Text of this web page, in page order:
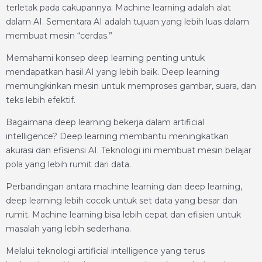
terletak pada cakupannya. Machine learning adalah alat
dalam AI. Sementara AI adalah tujuan yang lebih luas dalam
membuat mesin “cerdas.”
Memahami konsep deep learning penting untuk
mendapatkan hasil AI yang lebih baik. Deep learning
memungkinkan mesin untuk memproses gambar, suara, dan
teks lebih efektif.
Bagaimana deep learning bekerja dalam artificial
intelligence? Deep learning membantu meningkatkan
akurasi dan efisiensi AI. Teknologi ini membuat mesin belajar
pola yang lebih rumit dari data.
Perbandingan antara machine learning dan deep learning,
deep learning lebih cocok untuk set data yang besar dan
rumit. Machine learning bisa lebih cepat dan efisien untuk
masalah yang lebih sederhana.
Melalui teknologi artificial intelligence yang terus